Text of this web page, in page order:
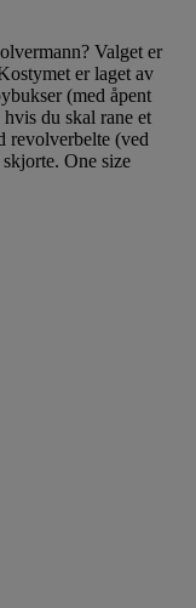
Valget er
er laget av
(med åpent
du skal rane et
revolverbelte (ved
One size